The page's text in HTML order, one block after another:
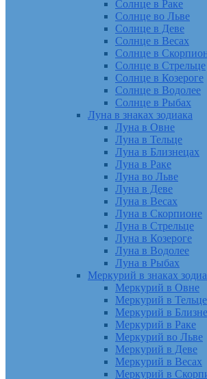
Солнце в Раке
Солнце во Льве
Солнце в Деве
Солнце в Весах
Солнце в
Солнце в Стрельце
Солнце в Козероге
Солнце в Водолее
Солнце в Рыбах
Луна в знаках зодиака
Луна в Овне
Луна в Тельце
Луна в Близнецах
Луна в Раке
Луна во Льве
Луна в Деве
Луна в Весах
Луна в Скорпионе
Луна в Стрельце
Луна в Козероге
Луна в Водолее
Луна в Рыбах
Меркурий в знаках
Меркурий в Овне
Меркурий в Тельце
Меркурий в
Меркурий в Раке
Меркурий во Льве
Меркурий в Деве
Меркурий в Весах
Меркурий в